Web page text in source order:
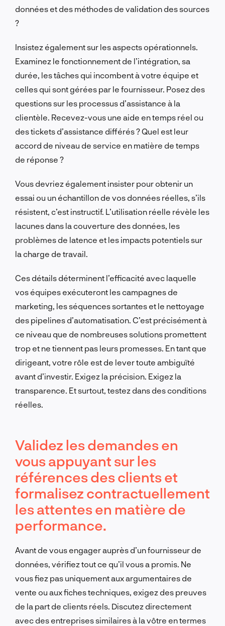
données et des méthodes de validation des sources
?
Insistez également sur les aspects opérationnels.
Examinez le fonctionnement de l’intégration, sa
durée, les tâches qui incombent à votre équipe et
celles qui sont gérées par le fournisseur. Posez des
questions sur les processus d’assistance à la
clientèle. Recevez-vous une aide en temps réel ou
des tickets d’assistance différés ? Quel est leur
accord de niveau de service en matière de temps
de réponse ?
Vous devriez également insister pour obtenir un
essai ou un échantillon de vos données réelles, s’ils
résistent, c’est instructif. L’utilisation réelle révèle les
lacunes dans la couverture des données, les
problèmes de latence et les impacts potentiels sur
la charge de travail.
Ces détails déterminent l’efficacité avec laquelle
vos équipes exécuteront les campagnes de
marketing, les séquences sortantes et le nettoyage
des pipelines d’automatisation. C’est précisément à
ce niveau que de nombreuses solutions promettent
trop et ne tiennent pas leurs promesses. En tant que
dirigeant, votre rôle est de lever toute ambiguïté
avant d’investir. Exigez la précision. Exigez la
transparence. Et surtout, testez dans des conditions
réelles.
Validez les demandes en
vous appuyant sur les
références des clients et
formalisez contractuellement
les attentes en matière de
performance.
Avant de vous engager auprès d’un fournisseur de
données, vérifiez tout ce qu’il vous a promis. Ne
vous fiez pas uniquement aux argumentaires de
vente ou aux fiches techniques, exigez des preuves
de la part de clients réels. Discutez directement
avec des entreprises similaires à la vôtre en termes